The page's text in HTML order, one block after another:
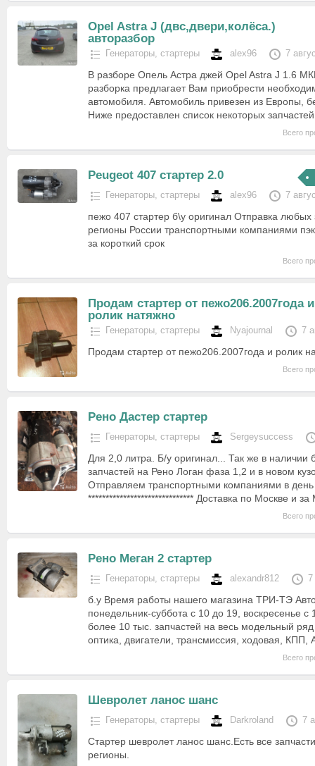
Opel Astra J (двс,двери,колёса.)
авторазбор
Генераторы, стартеры alex96 7
В разборе Опель Астра джей Opel Astra J 1.6
разборка предлагает Вам приобрести
автомобиля. Автомобиль привезен из Европы,
Ниже предоставлен список некоторых
Всего
Peugeot 407 стартер 2.0
Генераторы, стартеры alex96 7
пежо 407 стартер б\у оригинал Отправка любых
регионы России транспортными компаниями
за короткий срок
Всего
Продам стартер от пежо206.2007года и
ролик натяжно
Генераторы, стартеры Nyajournal 7
Продам стартер от пежо206.2007года и ролик
Всего
Рено Дастер стартер
Генераторы, стартеры Sergeysuccess
Для 2,0 литра. Б/у оригинал... Так же в наличии
запчастей на Рено Логан фаза 1,2 и в новом
Отправляем транспортными компаниями в
****************************** Доставка по Москве и
Всего
Рено Меган 2 стартер
Генераторы, стартеры alexandr812
б.у Время работы нашего магазина ТРИ-ТЭ
понедельник-суббота с 10 до 19, воскресенье
более 10 тыс. запчастей на весь модельный
оптика, двигатели, трансмиссия, ходовая,
Всего
Шевролет ланос шанс
Генераторы, стартеры Darkroland 7
Стартер шевролет ланос шанс.Есть все
регионы.